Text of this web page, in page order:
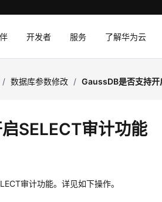
开发者 服务 了解华为云
/ 数据库参数修改 / GaussDB是否支持开
SELECT审计功能
审计功能。详见如下操作。